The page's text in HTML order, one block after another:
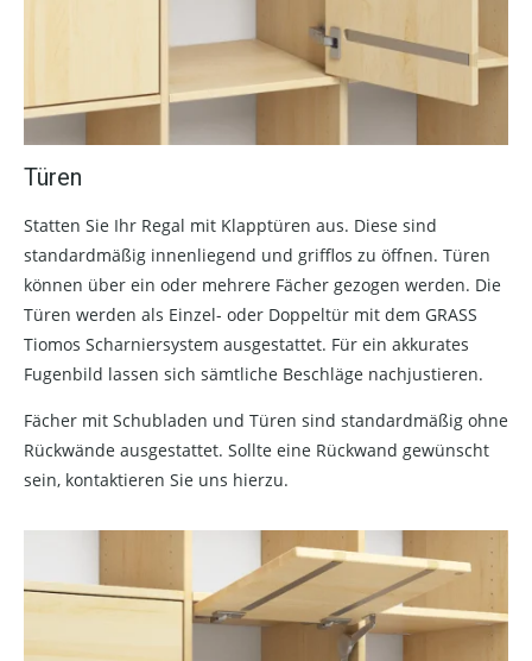
Türen
Statten Sie Ihr Regal mit Klapptüren aus. Diese sind
standardmäßig innenliegend und grifflos zu öffnen. Türen
können über ein oder mehrere Fächer gezogen werden. Die
Türen werden als Einzel- oder Doppeltür mit dem GRASS
Tiomos Scharniersystem ausgestattet. Für ein akkurates
Fugenbild lassen sich sämtliche Beschläge nachjustieren.
Fächer mit Schubladen und Türen sind standardmäßig ohne
Rückwände ausgestattet. Sollte eine Rückwand gewünscht
sein, kontaktieren Sie uns hierzu.